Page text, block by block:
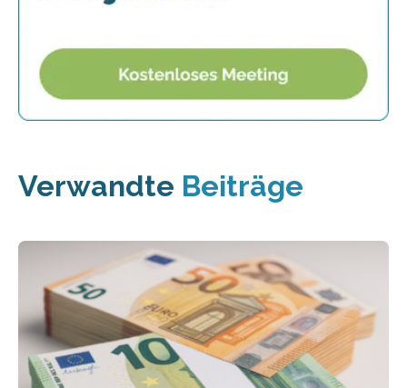
Verwandte Beiträge